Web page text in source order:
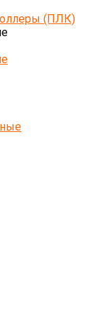
(ПЛК)